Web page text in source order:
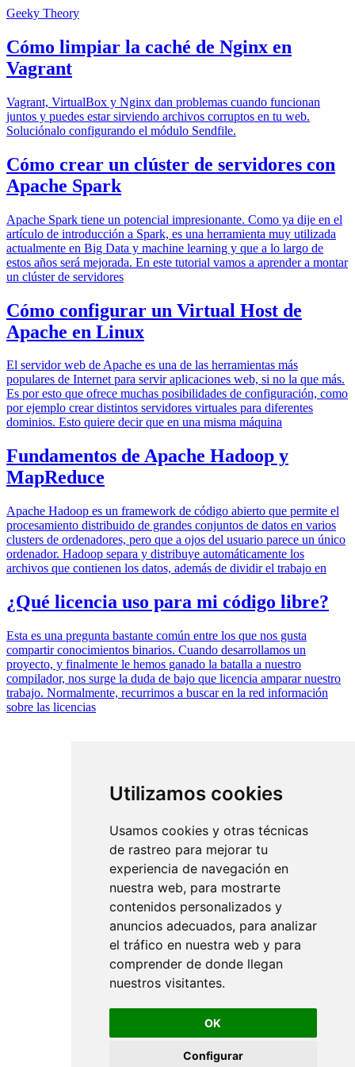
Utilizamos cookies
Usamos cookies y otras técnicas
de rastreo para mejorar tu
experiencia de navegación en
nuestra web, para mostrarte
contenidos personalizados y
anuncios adecuados, para analizar
el tráfico en nuestra web y para
comprender de donde llegan
nuestros visitantes.
OK
Configurar
Geeky Theory
Cómo limpiar la caché de Nginx en
Vagrant
Vagrant, VirtualBox y Nginx dan problemas cuando funcionan
juntos y puedes estar sirviendo archivos corruptos en tu web.
Soluciónalo configurando el módulo Sendfile.
Cómo crear un clúster de servidores con
Apache Spark
Apache Spark tiene un potencial impresionante. Como ya dije en el
artículo de introducción a Spark, es una herramienta muy utilizada
actualmente en Big Data y machine learning y que a lo largo de
estos años será mejorada. En este tutorial vamos a aprender a montar
un clúster de servidores
Cómo configurar un Virtual Host de
Apache en Linux
El servidor web de Apache es una de las herramientas más
populares de Internet para servir aplicaciones web, si no la que más.
Es por esto que ofrece muchas posibilidades de configuración, como
por ejemplo crear distintos servidores virtuales para diferentes
dominios. Esto quiere decir que en una misma máquina
Fundamentos de Apache Hadoop y
MapReduce
Apache Hadoop es un framework de código abierto que permite el
procesamiento distribuido de grandes conjuntos de datos en varios
clusters de ordenadores, pero que a ojos del usuario parece un único
ordenador. Hadoop separa y distribuye automáticamente los
archivos que contienen los datos, además de dividir el trabajo en
¿Qué licencia uso para mi código libre?
Esta es una pregunta bastante común entre los que nos gusta
compartir conocimientos binarios. Cuando desarrollamos un
proyecto, y finalmente le hemos ganado la batalla a nuestro
compilador, nos surge la duda de bajo que licencia amparar nuestro
trabajo. Normalmente, recurrimos a buscar en la red información
sobre las licencias